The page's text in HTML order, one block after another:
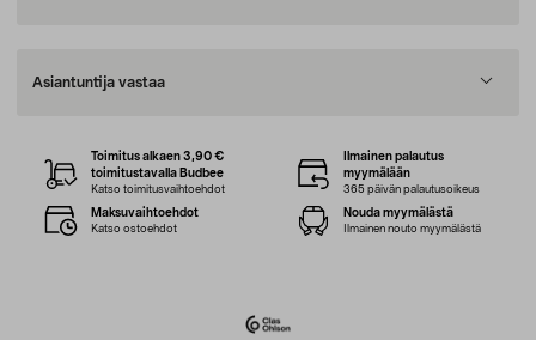
Asiantuntija vastaa
Toimitus alkaen 3,90 €
toimitustavalla Budbee
Katso toimitusvaihtoehdot
Ilmainen palautus
myymälään
365 päivän palautusoikeus
Maksuvaihtoehdot
Katso ostoehdot
Nouda myymälästä
Ilmainen nouto myymälästä